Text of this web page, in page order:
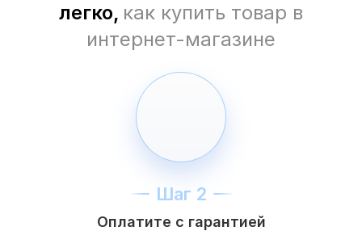
легко, как купить товар в
интернет-магазине
Шаг 2
Оплатите с гарантией